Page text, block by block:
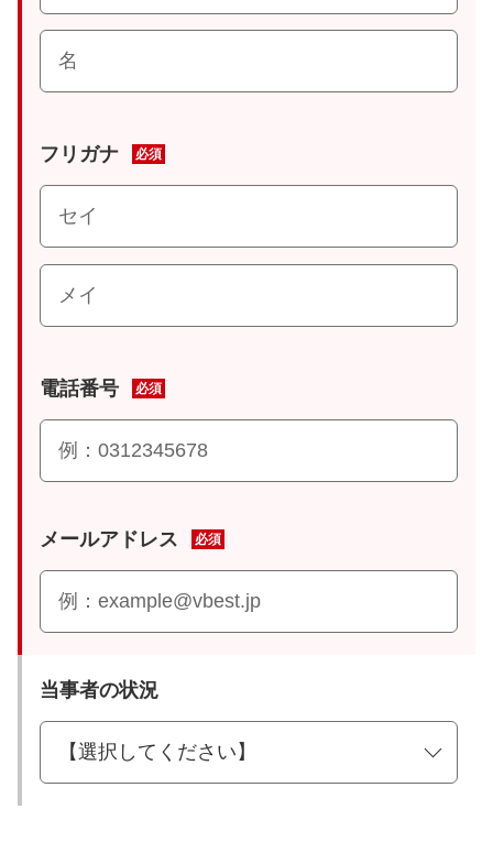
フリガナ 必須
電話番号 必須
メールアドレス 必須
当事者の状況